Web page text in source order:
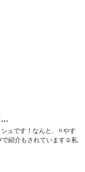
ュです！なんと、⚪︎やす
で紹介もされています☺︎私